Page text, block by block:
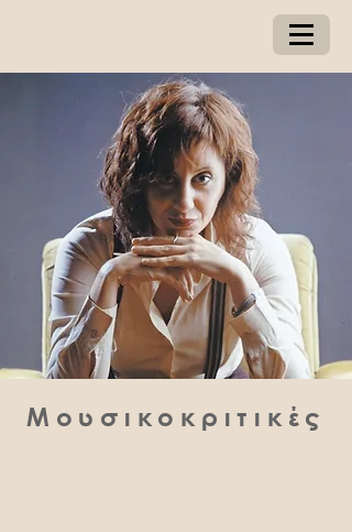
Μουσικοκριτικές